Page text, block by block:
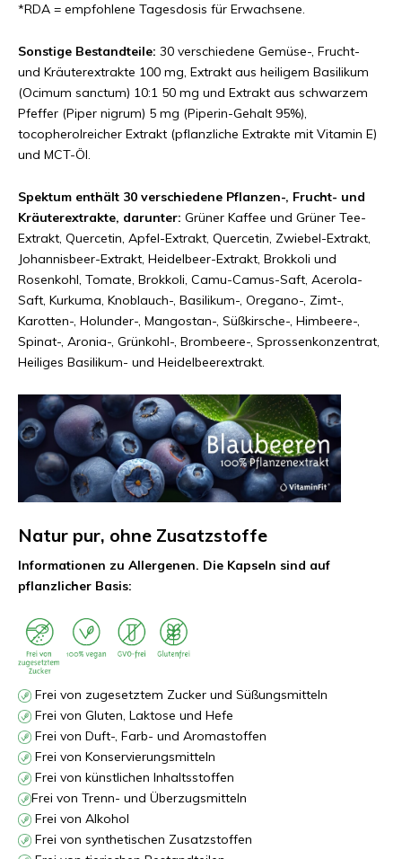
*RDA = empfohlene Tagesdosis für Erwachsene.
Sonstige Bestandteile: 30 verschiedene Gemüse-, Frucht-
und Kräuterextrakte 100 mg, Extrakt aus heiligem Basilikum
(Ocimum sanctum) 10:1 50 mg und Extrakt aus schwarzem
Pfeffer (Piper nigrum) 5 mg (Piperin-Gehalt 95%),
tocopherolreicher Extrakt (pflanzliche Extrakte mit Vitamin E)
und MCT-Öl.
Spektum enthält 30 verschiedene Pflanzen-, Frucht- und
Kräuterextrakte, darunter: Grüner Kaffee und Grüner Tee-
Extrakt, Quercetin, Apfel-Extrakt, Quercetin, Zwiebel-Extrakt,
Johannisbeer-Extrakt, Heidelbeer-Extrakt, Brokkoli und
Rosenkohl, Tomate, Brokkoli, Camu-Camus-Saft, Acerola-
Saft, Kurkuma, Knoblauch-, Basilikum-, Oregano-, Zimt-,
Karotten-, Holunder-, Mangostan-, Süßkirsche-, Himbeere-,
Spinat-, Aronia-, Grünkohl-, Brombeere-, Sprossenkonzentrat,
Heiliges Basilikum- und Heidelbeerextrakt.
Natur pur, ohne Zusatzstoffe
Informationen zu Allergenen. Die Kapseln sind auf
pflanzlicher Basis:
Frei von zugesetztem Zucker und Süßungsmitteln
Frei von Gluten, Laktose und Hefe
Frei von Duft-, Farb- und Aromastoffen
Frei von Konservierungsmitteln
Frei von künstlichen Inhaltsstoffen
Frei von Trenn- und Überzugsmitteln
Frei von Alkohol
Frei von synthetischen Zusatzstoffen